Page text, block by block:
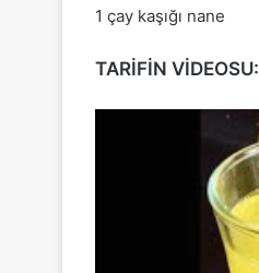
1 çay kaşığı nane
TARİFİN VİDEOSU: